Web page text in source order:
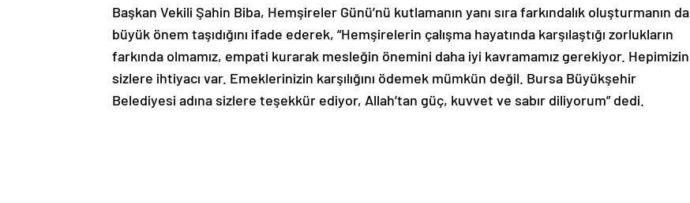
Başkan Vekili Şahin Biba, Hemşireler Günü’nü kutlamanın yanı sıra farkındalık oluşturmanın da
büyük önem taşıdığını ifade ederek, “Hemşirelerin çalışma hayatında karşılaştığı zorlukların
farkında olmamız, empati kurarak mesleğin önemini daha iyi kavramamız gerekiyor. Hepimizin
sizlere ihtiyacı var. Emeklerinizin karşılığını ödemek mümkün değil. Bursa Büyükşehir
Belediyesi adına sizlere teşekkür ediyor, Allah’tan güç, kuvvet ve sabır diliyorum” dedi.